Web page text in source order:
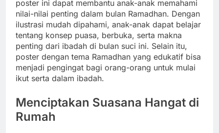
poster ini dapat membantu anak-anak memahami
nilai-nilai penting dalam bulan Ramadhan. Dengan
ilustrasi mudah dipahami, anak-anak dapat belajar
tentang konsep puasa, berbuka, serta makna
penting dari ibadah di bulan suci ini. Selain itu,
poster dengan tema Ramadhan yang edukatif bisa
menjadi pengingat bagi orang-orang untuk mulai
ikut serta dalam ibadah.
Menciptakan Suasana Hangat di
Rumah